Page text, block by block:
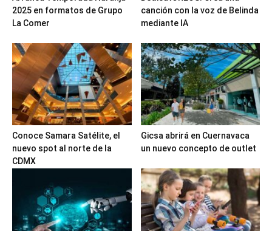
2025 en formatos de Grupo
La Comer
canción con la voz de Belinda
mediante IA
Conoce Samara Satélite, el
nuevo spot al norte de la
CDMX
Gicsa abrirá en Cuernavaca
un nuevo concepto de outlet